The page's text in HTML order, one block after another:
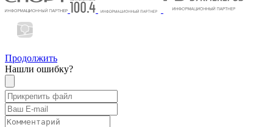
Продолжить
Нашли ошибку?